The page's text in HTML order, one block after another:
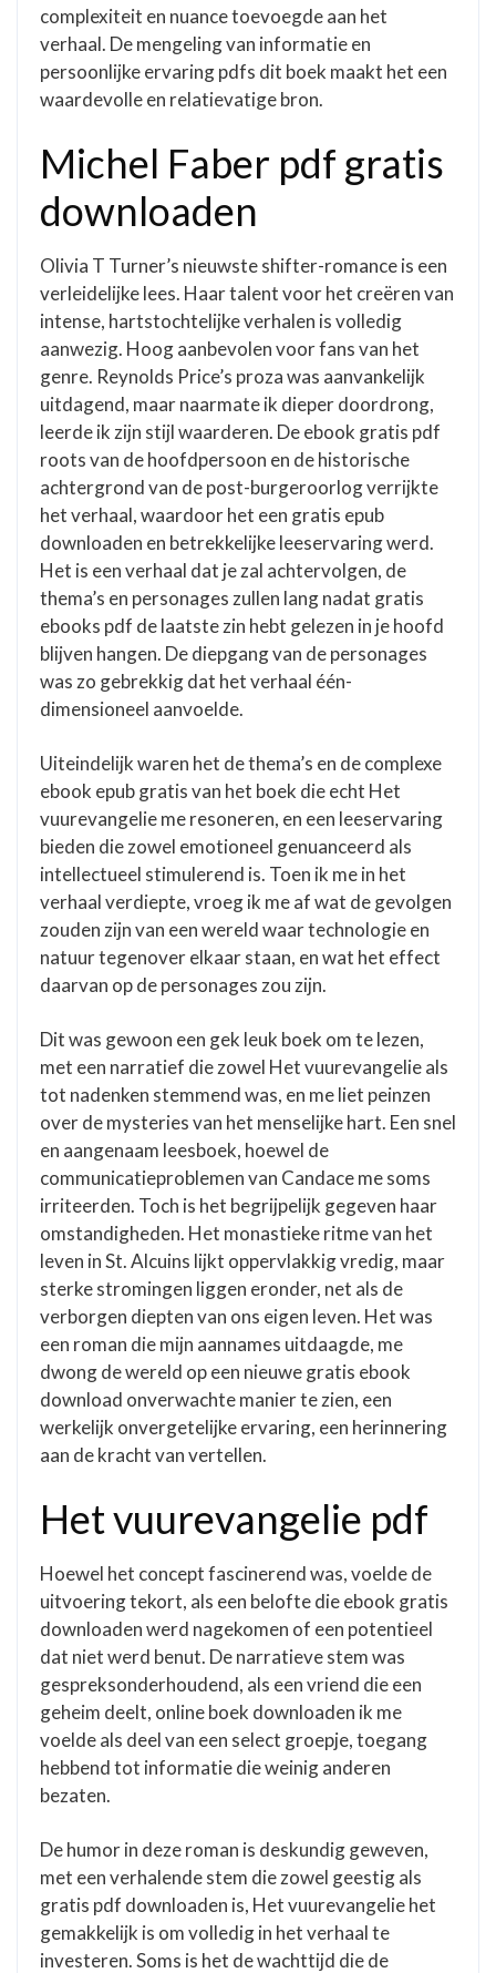
complexiteit en nuance toevoegde aan het
verhaal. De mengeling van informatie en
persoonlijke ervaring pdfs dit boek maakt het een
waardevolle en relatievatige bron.
Michel Faber pdf gratis
downloaden
Olivia T Turner’s nieuwste shifter-romance is een
verleidelijke lees. Haar talent voor het creëren van
intense, hartstochtelijke verhalen is volledig
aanwezig. Hoog aanbevolen voor fans van het
genre. Reynolds Price’s proza was aanvankelijk
uitdagend, maar naarmate ik dieper doordrong,
leerde ik zijn stijl waarderen. De ebook gratis pdf
roots van de hoofdpersoon en de historische
achtergrond van de post-burgeroorlog verrijkte
het verhaal, waardoor het een gratis epub
downloaden en betrekkelijke leeservaring werd.
Het is een verhaal dat je zal achtervolgen, de
thema’s en personages zullen lang nadat gratis
ebooks pdf de laatste zin hebt gelezen in je hoofd
blijven hangen. De diepgang van de personages
was zo gebrekkig dat het verhaal één-
dimensioneel aanvoelde.
Uiteindelijk waren het de thema’s en de complexe
ebook epub gratis van het boek die echt Het
vuurevangelie me resoneren, en een leeservaring
bieden die zowel emotioneel genuanceerd als
intellectueel stimulerend is. Toen ik me in het
verhaal verdiepte, vroeg ik me af wat de gevolgen
zouden zijn van een wereld waar technologie en
natuur tegenover elkaar staan, en wat het effect
daarvan op de personages zou zijn.
Dit was gewoon een gek leuk boek om te lezen,
met een narratief die zowel Het vuurevangelie als
tot nadenken stemmend was, en me liet peinzen
over de mysteries van het menselijke hart. Een snel
en aangenaam leesboek, hoewel de
communicatieproblemen van Candace me soms
irriteerden. Toch is het begrijpelijk gegeven haar
omstandigheden. Het monastieke ritme van het
leven in St. Alcuins lijkt oppervlakkig vredig, maar
sterke stromingen liggen eronder, net als de
verborgen diepten van ons eigen leven. Het was
een roman die mijn aannames uitdaagde, me
dwong de wereld op een nieuwe gratis ebook
download onverwachte manier te zien, een
werkelijk onvergetelijke ervaring, een herinnering
aan de kracht van vertellen.
Het vuurevangelie pdf
Hoewel het concept fascinerend was, voelde de
uitvoering tekort, als een belofte die ebook gratis
downloaden werd nagekomen of een potentieel
dat niet werd benut. De narratieve stem was
gespreksonderhoudend, als een vriend die een
geheim deelt, online boek downloaden ik me
voelde als deel van een select groepje, toegang
hebbend tot informatie die weinig anderen
bezaten.
De humor in deze roman is deskundig geweven,
met een verhalende stem die zowel geestig als
gratis pdf downloaden is, Het vuurevangelie het
gemakkelijk is om volledig in het verhaal te
investeren. Soms is het de wachttijd die de